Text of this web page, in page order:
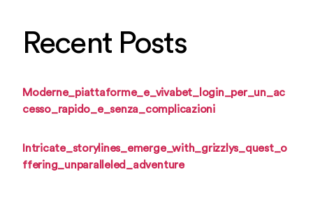
Recent Posts
Moderne_piattaforme_e_vivabet_login_per_un_ac
cesso_rapido_e_senza_complicazioni
Intricate_storylines_emerge_with_grizzlys_quest_o
ffering_unparalleled_adventure